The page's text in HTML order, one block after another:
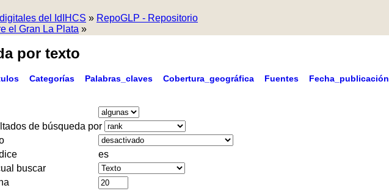
del IdIHCS » RepoGLP - Repositorio
el Gran La Plata »
por texto
Categorías Palabras_claves Cobertura_geográfica Fuentes Fecha_publicación
de búsqueda por
es
buscar